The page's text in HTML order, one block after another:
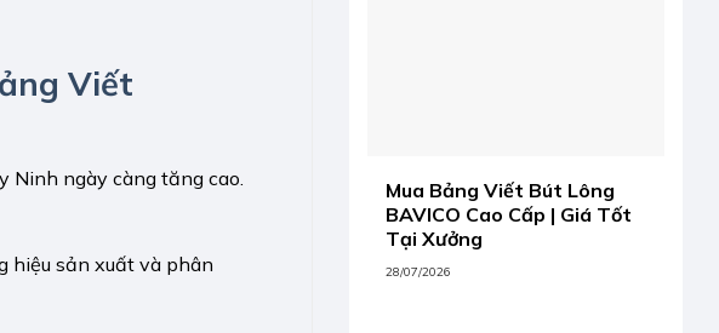
Viết
Ninh ngày càng tăng cao.
hiệu sản xuất và phân
Mua Bảng Viết Bút Lông
BAVICO Cao Cấp | Giá Tốt
Tại Xưởng
28/07/2026